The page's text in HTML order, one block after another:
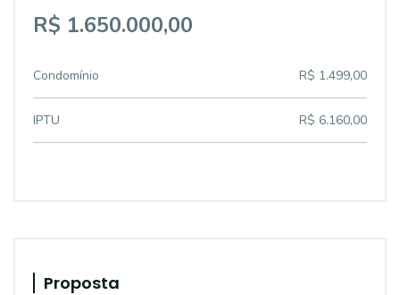
R$ 1.650.000,00
Condomínio R$ 1.499,00
IPTU R$ 6.160,00
Proposta